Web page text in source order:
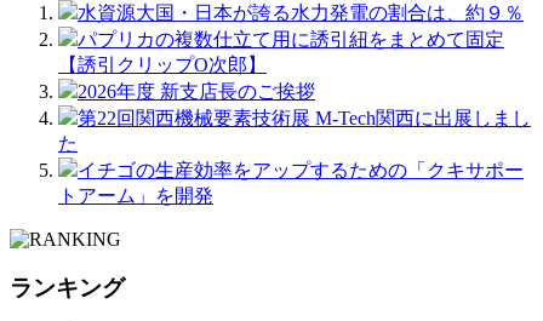
水資源大国・日本が誇る水力発電の割合は、約９％
パプリカの複数仕立て用に誘引紐をまとめて固定
【誘引クリップO次郎】
2026年度 新支店長のご挨拶
第22回関西機械要素技術展 M-Tech関西に出展しまし
た
イチゴの生産効率をアップするための「クキサポー
トアーム」を開発
ランキング